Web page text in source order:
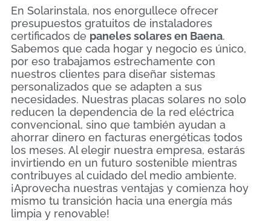
En Solarinstala, nos enorgullece ofrecer
presupuestos gratuitos de instaladores
certificados de paneles solares en Baena.
Sabemos que cada hogar y negocio es único,
por eso trabajamos estrechamente con
nuestros clientes para diseñar sistemas
personalizados que se adapten a sus
necesidades. Nuestras placas solares no solo
reducen la dependencia de la red eléctrica
convencional, sino que también ayudan a
ahorrar dinero en facturas energéticas todos
los meses. Al elegir nuestra empresa, estarás
invirtiendo en un futuro sostenible mientras
contribuyes al cuidado del medio ambiente.
¡Aprovecha nuestras ventajas y comienza hoy
mismo tu transición hacia una energía más
limpia y renovable!